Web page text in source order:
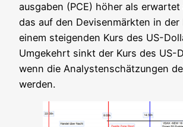
aus­ga­ben (PCE) höher als
das auf den Devi­sen­märk­ten in der
einem stei­gen­den Kurs des US-
Umge­kehrt sinkt der Kurs des US-
wenn die Ana­lys­ten­schät­zun­gen
werden.